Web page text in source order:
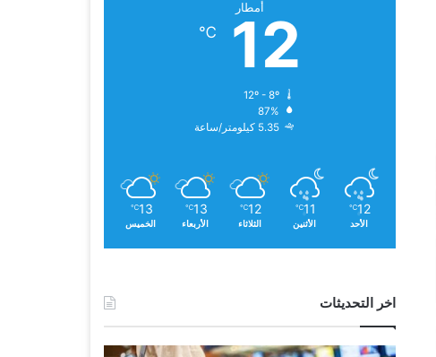
أمطار
12
℃
87%
5.35 كيلومتر/ساعة
12
℃
الأحد
11
℃
الأثنين
12
℃
الثلاثاء
13
℃
الأربعاء
13
℃
الخميس
اخر التحديثات